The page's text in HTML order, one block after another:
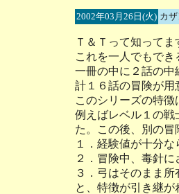
2002年03月26日(火) カ
Ｔ＆Ｔって知って
これを一人でもで
一冊の中に２話の中
計１６話の冒険が用
このシリーズの特
例えばレベル１の戦
た。この後、別の冒
１．経験値が十分
２．冒険中、毒針に
３．弓はそのまま所
と、特徴が引き継